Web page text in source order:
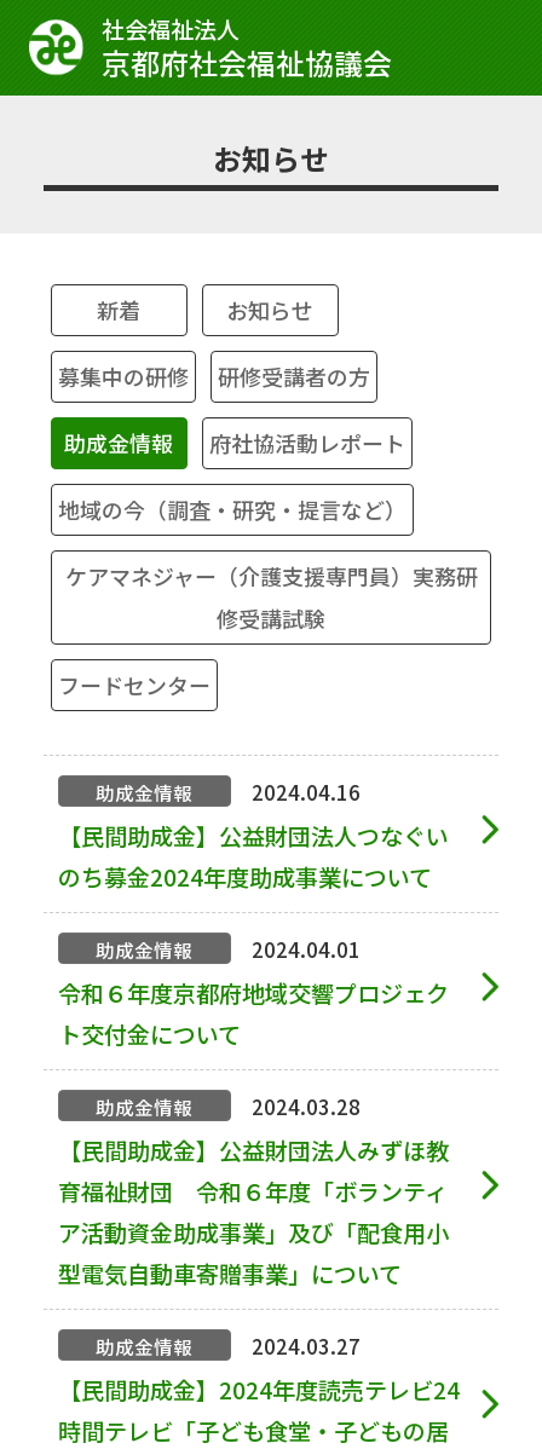
社会福祉法⼈
京都府社会福祉協議会
お知らせ
新着 お知らせ
募集中の研修 研修受講者の方
助成金情報 府社協活動レポート
地域の今（調査・研究・提言など）
ケアマネジャー（介護支援専門員）実務研
修受講試験
フードセンター
助成金情報 2024.04.16
【民間助成金】公益財団法人つなぐい
のち募金2024年度助成事業について
助成金情報 2024.04.01
令和６年度京都府地域交響プロジェク
ト交付金について
助成金情報 2024.03.28
【民間助成金】公益財団法人みずほ教
育福祉財団 令和６年度「ボランティ
ア活動資金助成事業」及び「配食用小
型電気自動車寄贈事業」について
助成金情報 2024.03.27
【民間助成金】2024年度読売テレビ24
時間テレビ「子ども食堂・子どもの居